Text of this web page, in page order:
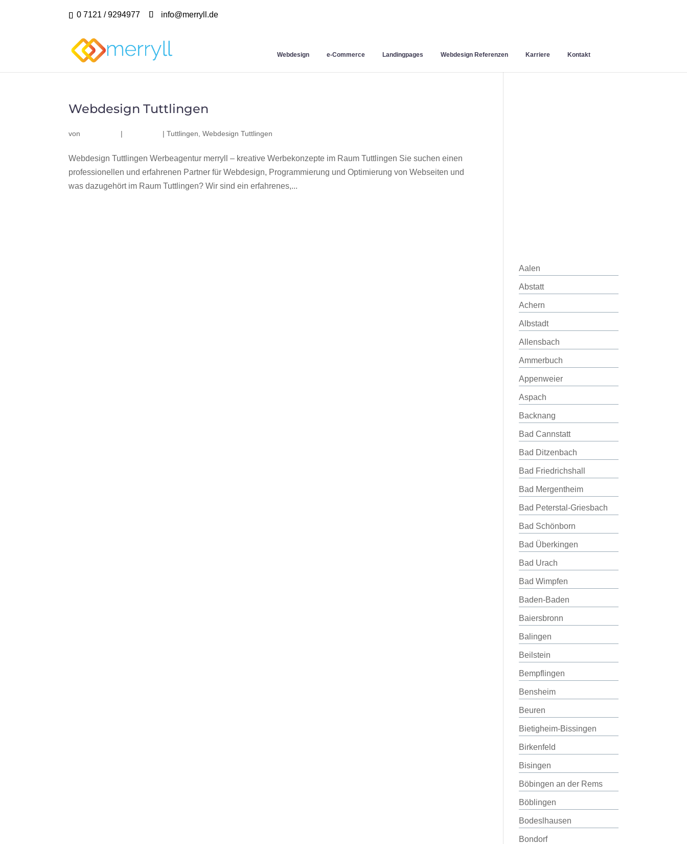
0 7121 / 9294977 info@merryll.de
Webdesign e-Commerce Landingpages Webdesign Referenzen Karriere Kontakt
Webdesign Tuttlingen
von | |Tuttlingen ,Webdesign Tuttlingen
Webdesign Tuttlingen Werbeagentur merryll – kreative Werbekonzepte im Raum Tuttlingen Sie suchen einen
professionellen und erfahrenen Partner für Webdesign, Programmierung und Optimierung von Webseiten und
was dazugehört im Raum Tuttlingen? Wir sind ein erfahrenes,...
Aalen
Abstatt
Achern
Albstadt
Allensbach
Ammerbuch
Appenweier
Aspach
Backnang
Bad Cannstatt
Bad Ditzenbach
Bad Friedrichshall
Bad Mergentheim
Bad Peterstal-Griesbach
Bad Schönborn
Bad Überkingen
Bad Urach
Bad Wimpfen
Baden-Baden
Baiersbronn
Balingen
Beilstein
Bempflingen
Bensheim
Beuren
Bietigheim-Bissingen
Birkenfeld
Bisingen
Böbingen an der Rems
Böblingen
Bodeslhausen
Bondorf